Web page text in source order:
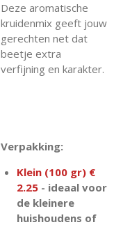
Deze aromatische
kruidenmix geeft jouw
gerechten net dat
beetje extra
verfijning en karakter.
Verpakking:
Klein (100 gr) €
2.25- ideaal voor
de kleinere
huishoudens of